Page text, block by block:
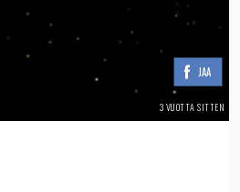
JAA
3 VUOTTA SITTEN